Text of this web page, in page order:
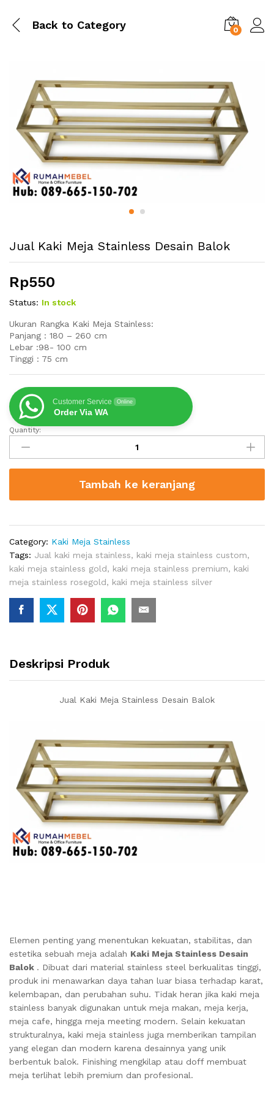
Back to Category 0
Jual Kaki Meja Stainless Desain Balok
Rp550
Status: In stock
Ukuran Rangka Kaki Meja Stainless:
Panjang : 180 – 260 cm
Lebar :98- 100 cm
Tinggi : 75 cm
Customer Service Online
Order Via WA
Jual
Kaki
Meja
Stainless
Balok
Quantity:
Tambah ke keranjang
Category: Kaki Meja Stainless
Tags: Jual kaki meja stainless, kaki meja stainless custom,
kaki meja stainless gold, kaki meja stainless premium, kaki
meja stainless rosegold, kaki meja stainless silver
Deskripsi Produk
Jual Kaki Meja Stainless Desain Balok
Elemen penting yang menentukan kekuatan, stabilitas, dan
estetika sebuah meja adalah Kaki Meja Stainless Desain
Balok . Dibuat dari material stainless steel berkualitas tinggi,
produk ini menawarkan daya tahan luar biasa terhadap karat,
kelembapan, dan perubahan suhu. Tidak heran jika kaki meja
stainless banyak digunakan untuk meja makan, meja kerja,
meja cafe, hingga meja meeting modern. Selain kekuatan
strukturalnya, kaki meja stainless juga memberikan tampilan
yang elegan dan modern karena desainnya yang unik
berbentuk balok. Finishing mengkilap atau doff membuat
meja terlihat lebih premium dan profesional.